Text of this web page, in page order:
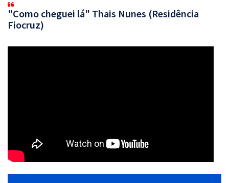
"Como cheguei lá" Thais Nunes (Residência
Fiocruz)